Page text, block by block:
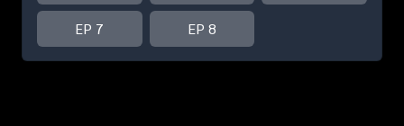
EP 7 EP 8